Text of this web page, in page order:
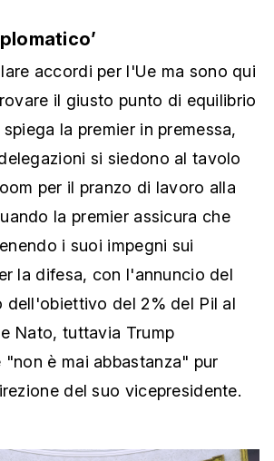
accordi per l'Ue ma sono qui
il giusto punto di equilibrio
la premier in premessa,
si siedono al tavolo
per il pranzo di lavoro alla
la premier assicura che
i suoi impegni sui
la difesa, con l'annuncio del
dell'obiettivo del 2% del Pil al
Nato, tuttavia Trump
"non è mai abbastanza" pur
del suo vicepresidente.